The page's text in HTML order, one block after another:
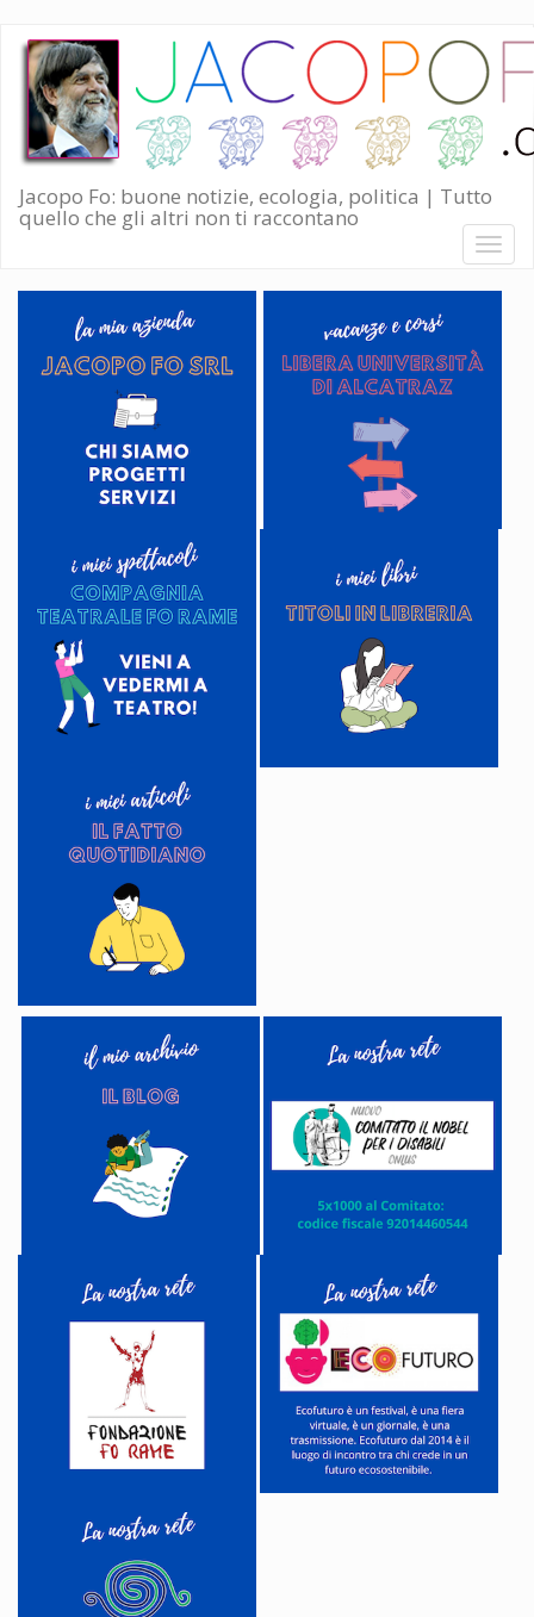
Salta
contenuto
principale
Jacopo Fo: buone notizie, ecologia, politica | Tutto
quello che gli altri non ti raccontano
Toggle